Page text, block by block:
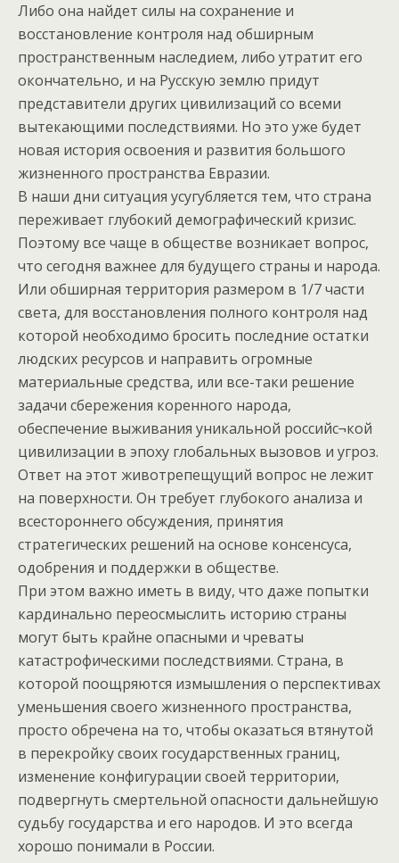
Либо она найдет силы на сохранение и
восстановление контроля над обширным
пространственным наследием, либо утратит его
окончательно, и на Русскую землю придут
представители других цивилизаций со всеми
вытекающими последствиями. Но это уже будет
новая история освоения и развития большого
жизненного пространства Евразии.
В наши дни ситуация усугубляется тем, что страна
переживает глубокий демографический кризис.
Поэтому все чаще в обществе возникает вопрос,
что сегодня важнее для будущего страны и народа.
Или обширная территория размером в 1/7 части
света, для восстановления полного контроля над
которой необходимо бросить последние остатки
людских ресурсов и направить огромные
материальные средства, или все-таки решение
задачи сбережения коренного народа,
обеспечение выживания уникальной российс¬кой
цивилизации в эпоху глобальных вызовов и угроз.
Ответ на этот животрепещущий вопрос не лежит
на поверхности. Он требует глубокого анализа и
всестороннего обсуждения, принятия
стратегических решений на основе консенсуса,
одобрения и поддержки в обществе.
При этом важно иметь в виду, что даже попытки
кардинально переосмыслить историю страны
могут быть крайне опасными и чреваты
катастрофическими последствиями. Страна, в
которой поощряются измышления о перспективах
уменьшения своего жизненного пространства,
просто обречена на то, чтобы оказаться втянутой
в перекройку своих государственных границ,
изменение конфигурации своей территории,
подвергнуть смертельной опасности дальнейшую
судьбу государства и его народов. И это всегда
хорошо понимали в России.